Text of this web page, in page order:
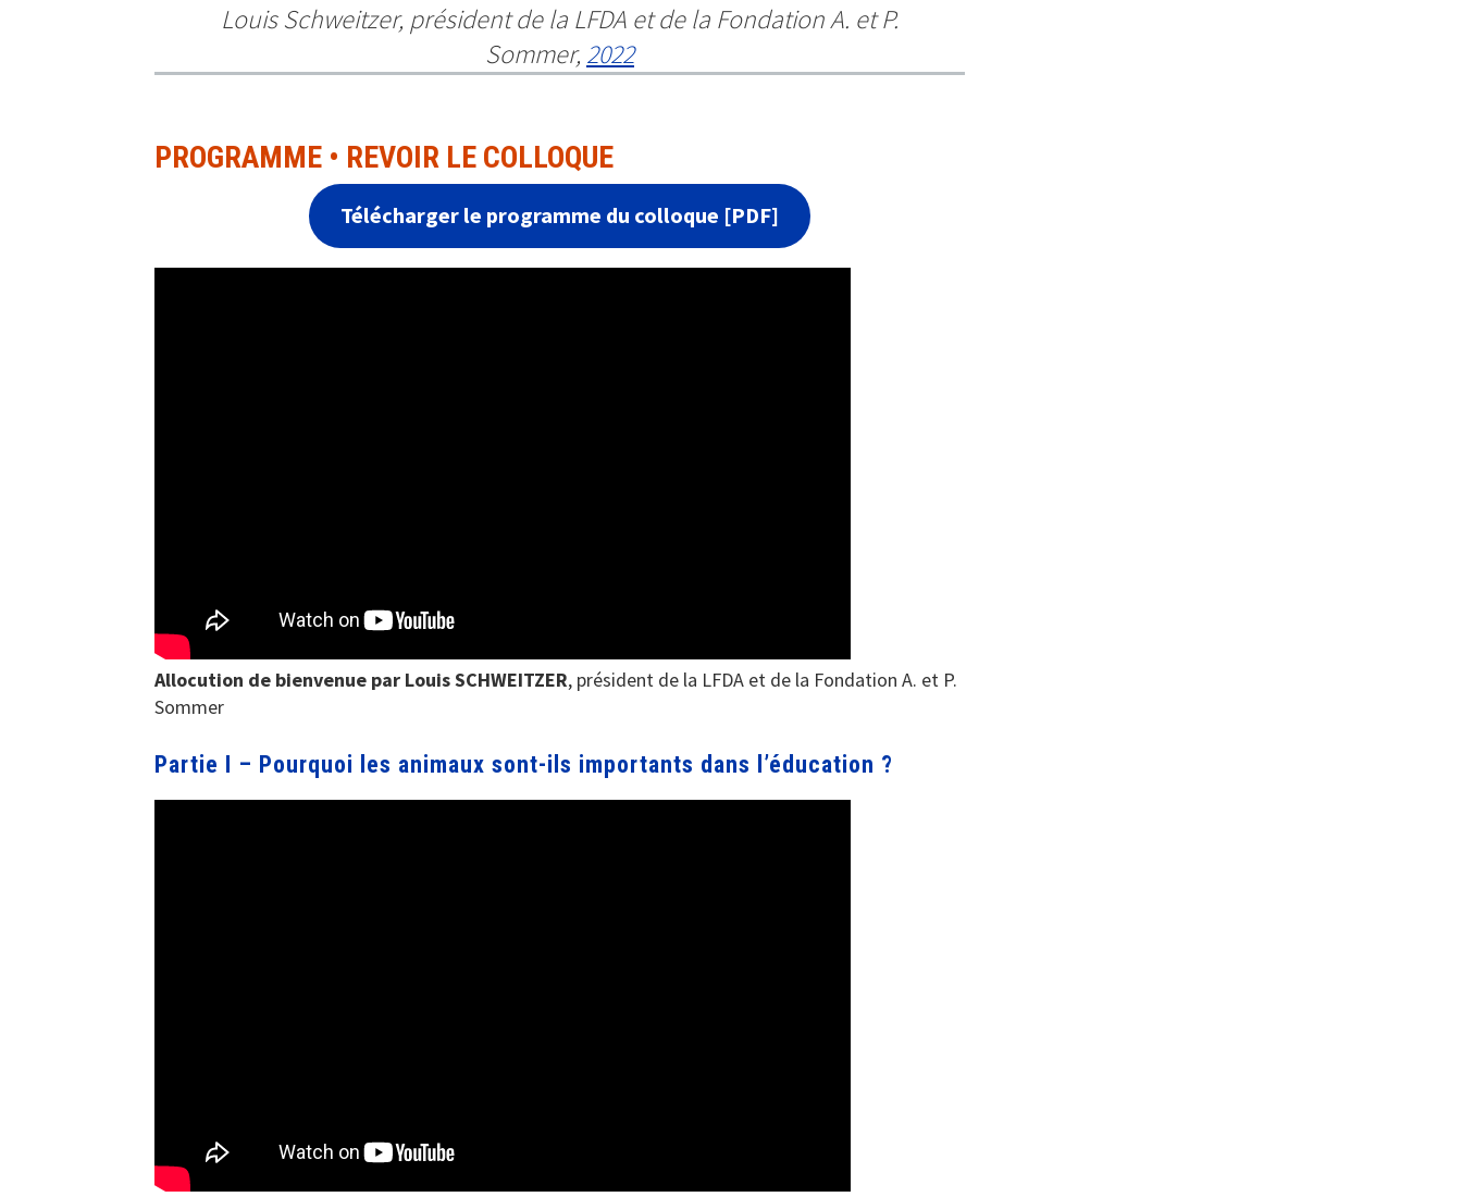
Louis Schweitzer, président de la LFDA et de la Fondation A. et P.
Sommer, 2022
PROGRAMME • REVOIR LE COLLOQUE
Télécharger le programme du colloque [PDF]
Allocution de bienvenue par Louis SCHWEITZER, président de la LFDA et de la Fondation A. et P.
Sommer
Partie I – Pourquoi les animaux sont-ils importants dans l’éducation ?